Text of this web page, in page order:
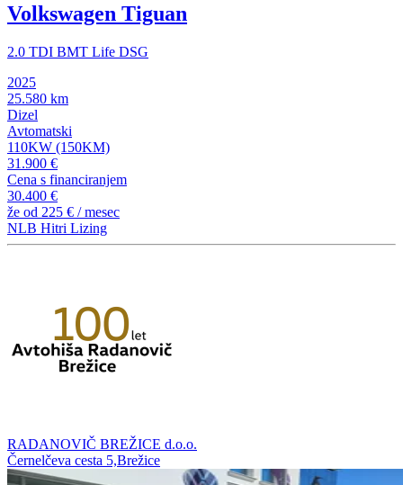
Volkswagen Tiguan
2.0 TDI BMT Life DSG
2025
25.580 km
Dizel
Avtomatski
110KW (150KM)
31.900 €
Cena s financiranjem
30.400 €
že od 225 € / mesec
NLB Hitri Lizing
RADANOVIČ BREŽICE d.o.o.
Černelčeva cesta 5,Brežice